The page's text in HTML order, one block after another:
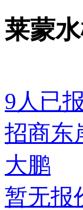
莱蒙
9 人已
招商东
大鹏
暂无报